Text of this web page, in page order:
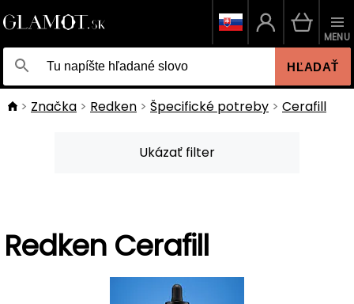
HĽADAŤ
MENU
Značka Redken Špecifické potreby Cerafill
Ukázať filter
Redken Cerafill